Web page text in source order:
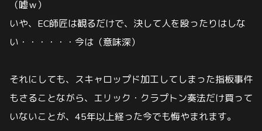
（嘘ｗ）
いや、EC師匠は観るだけで、決して人を殴ったりはしな
い・・・・・・今は（意味深）
それにしても、スキャロップド加工してしまった指板事件
もさることながら、エリック・クラプトン奏法だけ買って
いないことが、 45年以上経った今でも悔やまれます。